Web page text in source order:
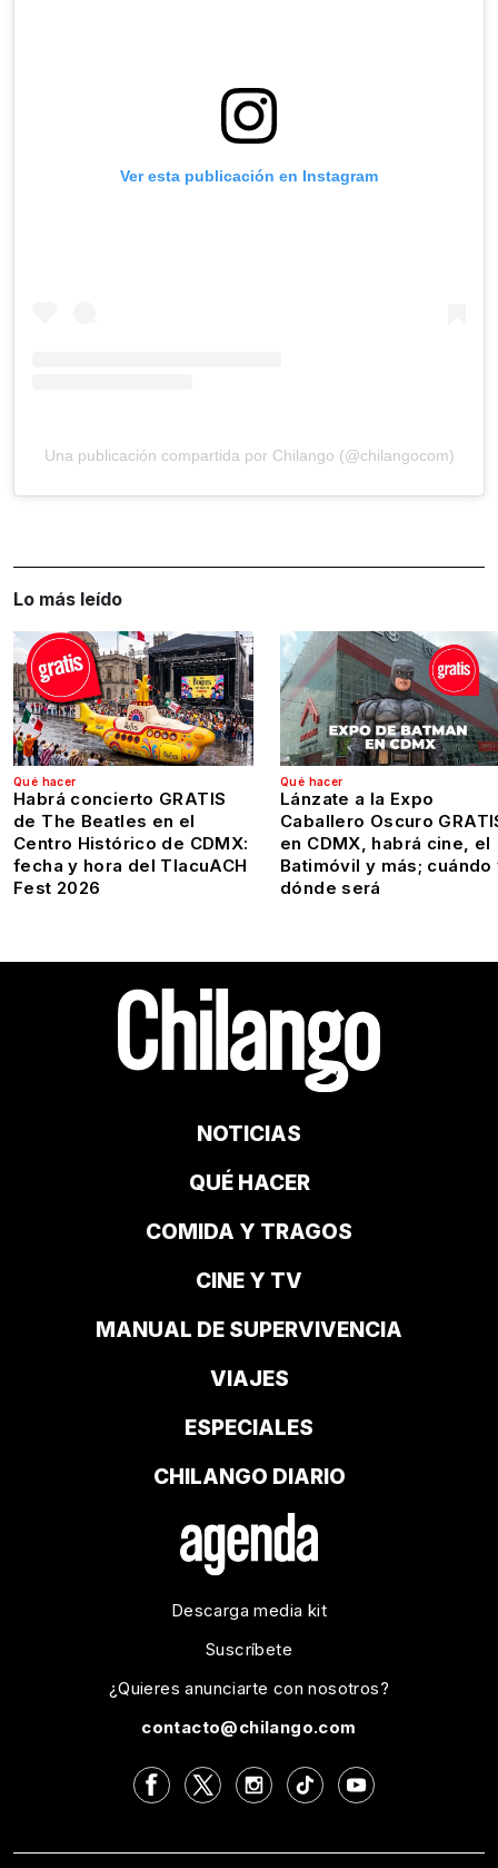
Ver esta publicación en Instagram
Una publicación compartida por Chilango (@chilangocom)
Lo más leído
Qué hacer
Habrá concierto GRATIS
de The Beatles en el
Centro Histórico de CDMX:
fecha y hora del TlacuACH
Fest 2026
Qué hacer
Lánzate a la Expo
Caballero Oscuro
en CDMX, habrá cine, el
Batimóvil y más; cuándo
dónde será
NOTICIAS
QUÉ HACER
COMIDA Y TRAGOS
CINE Y TV
MANUAL DE SUPERVIVENCIA
VIAJES
ESPECIALES
CHILANGO DIARIO
Descarga media kit
Suscríbete
¿Quieres anunciarte con nosotros?
contacto@chilango.com